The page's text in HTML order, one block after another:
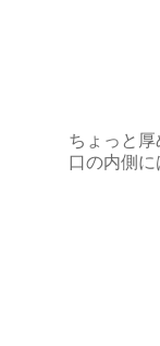
ちょっと
口の内側